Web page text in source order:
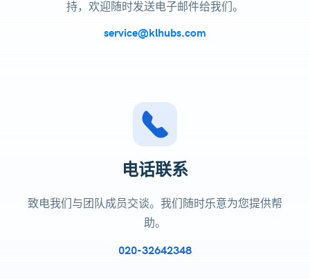
持，欢迎随时发送电子邮件给我们。
service@klhubs.com
电话联系
致电我们与团队成员交谈。我们随时乐意为您提供帮
助。
020-32642348